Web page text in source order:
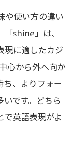
や使い方の違い
shine」は、
現に適したカジ
心から外へ向か
ち、よりフォー
です。どちら
で英語表現がよ